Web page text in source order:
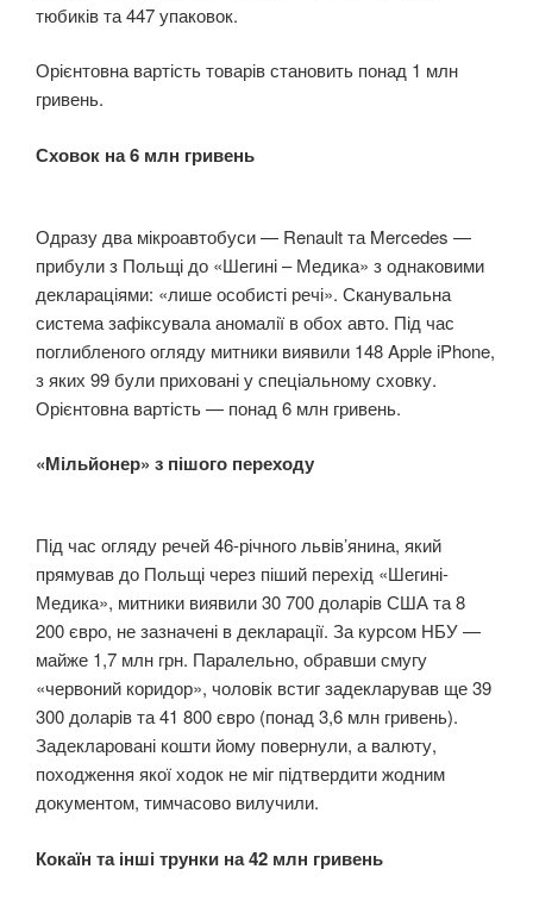
тюбиків та 447 упаковок.
Орієнтовна вартість товарів становить понад 1 млн
гривень.
Сховок на 6 млн гривень
Одразу два мікроавтобуси — Renault та Mercedes —
прибули з Польщі до «Шегині – Медика» з однаковими
деклараціями: «лише особисті речі». Сканувальна
система зафіксувала аномалії в обох авто. Під час
поглибленого огляду митники виявили 148 Apple iPhone,
з яких 99 були приховані у спеціальному сховку.
Орієнтовна вартість — понад 6 млн гривень.
«Мільйонер» з пішого переходу
Під час огляду речей 46-річного львів’янина, який
прямував до Польщі через піший перехід «Шегині-
Медика», митники виявили 30 700 доларів США та 8
200 євро, не зазначені в декларації. За курсом НБУ —
майже 1,7 млн грн. Паралельно, обравши смугу
«червоний коридор», чоловік встиг задекларував ще 39
300 доларів та 41 800 євро (понад 3,6 млн гривень).
Задекларовані кошти йому повернули, а валюту,
походження якої ходок не міг підтвердити жодним
документом, тимчасово вилучили.
Кокаїн та інші трунки на 42 млн гривень